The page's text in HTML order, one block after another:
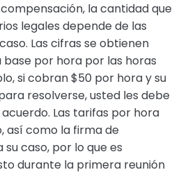
la cantidad que
legales depende de las
Las cifras se obtienen
por hora por las horas
si cobran $50 por hora y su
resolverse, usted les debe
Las tarifas por hora
así como la firma de
caso, por lo que es
durante la primera reunión